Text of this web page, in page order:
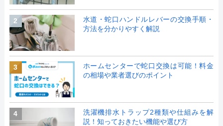
2
水道・蛇口ハンドルレバーの交換手順・
方法を分かりやすく解説
3
ホームセンターで蛇口交換は可能！料金
の相場や業者選びのポイント
4
洗濯機排水トラップ2種類や仕組みを解
説！知っておきたい機能や選び方